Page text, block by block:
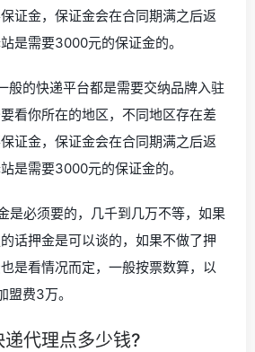
证金，保证金会在合同期满之后返
是需要3000元的保证金的。
般的快递平台都是需要交纳品牌入驻
看你所在的地区，不同地区存在差
证金，保证金会在合同期满之后返
是需要3000元的保证金的。
是必须要的，几千到几万不等，如果
话押金是可以谈的，如果不做了押
是看情况而定，一般按票数算，以
盟费3万。
代理点多少钱?